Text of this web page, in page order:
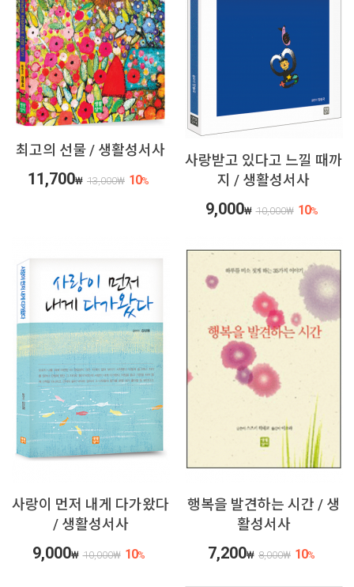
최고의 선물 / 생활성서사
11,700₩ 13,000₩ 10%
사랑받고 있다고 느낄 때까
지 / 생활성서사
9,000₩ 10,000₩ 10%
사랑이 먼저 내게 다가왔다
/ 생활성서사
9,000₩ 10,000₩ 10%
행복을 발견하는 시간 / 생
활성서사
7,200₩ 8,000₩ 10%